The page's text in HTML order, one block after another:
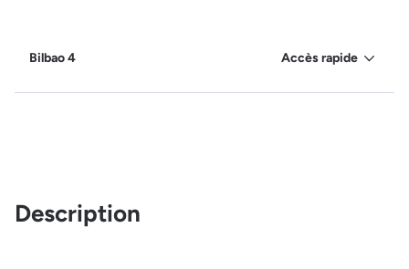
Bilbao 4 Accès rapide
Description